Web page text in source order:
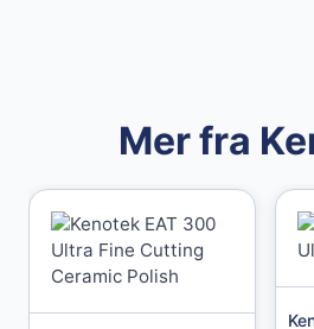
Mer fra